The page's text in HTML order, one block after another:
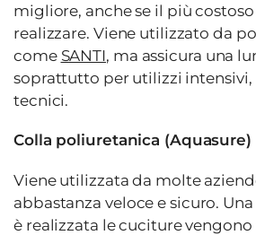
migliore, anche se il più
realizzare. Viene utilizzato da
come SANTI, ma assicura una
soprattutto per utilizzi intensivi,
tecnici.
Colla poliuretanica (Aquasure)
Viene utilizzata da molte
abbastanza veloce e sicuro.
è realizzata le cuciture